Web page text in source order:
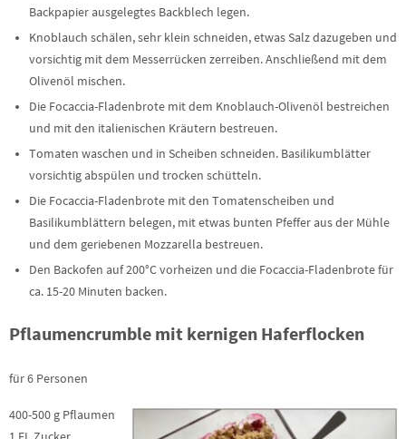
Backpapier ausgelegtes Backblech legen.
Knoblauch schälen, sehr klein schneiden, etwas Salz dazugeben und
vorsichtig mit dem Messerrücken zerreiben. Anschließend mit dem
Olivenöl mischen.
Die Focaccia-Fladenbrote mit dem Knoblauch-Olivenöl bestreichen
und mit den italienischen Kräutern bestreuen.
Tomaten waschen und in Scheiben schneiden. Basilikumblätter
vorsichtig abspülen und trocken schütteln.
Die Focaccia-Fladenbrote mit den Tomatenscheiben und
Basilikumblättern belegen, mit etwas bunten Pfeffer aus der Mühle
und dem geriebenen Mozzarella bestreuen.
Den Backofen auf 200°C vorheizen und die Focaccia-Fladenbrote für
ca. 15-20 Minuten backen.
Pflaumencrumble mit kernigen Haferflocken
für 6 Personen
400-500 g Pflaumen